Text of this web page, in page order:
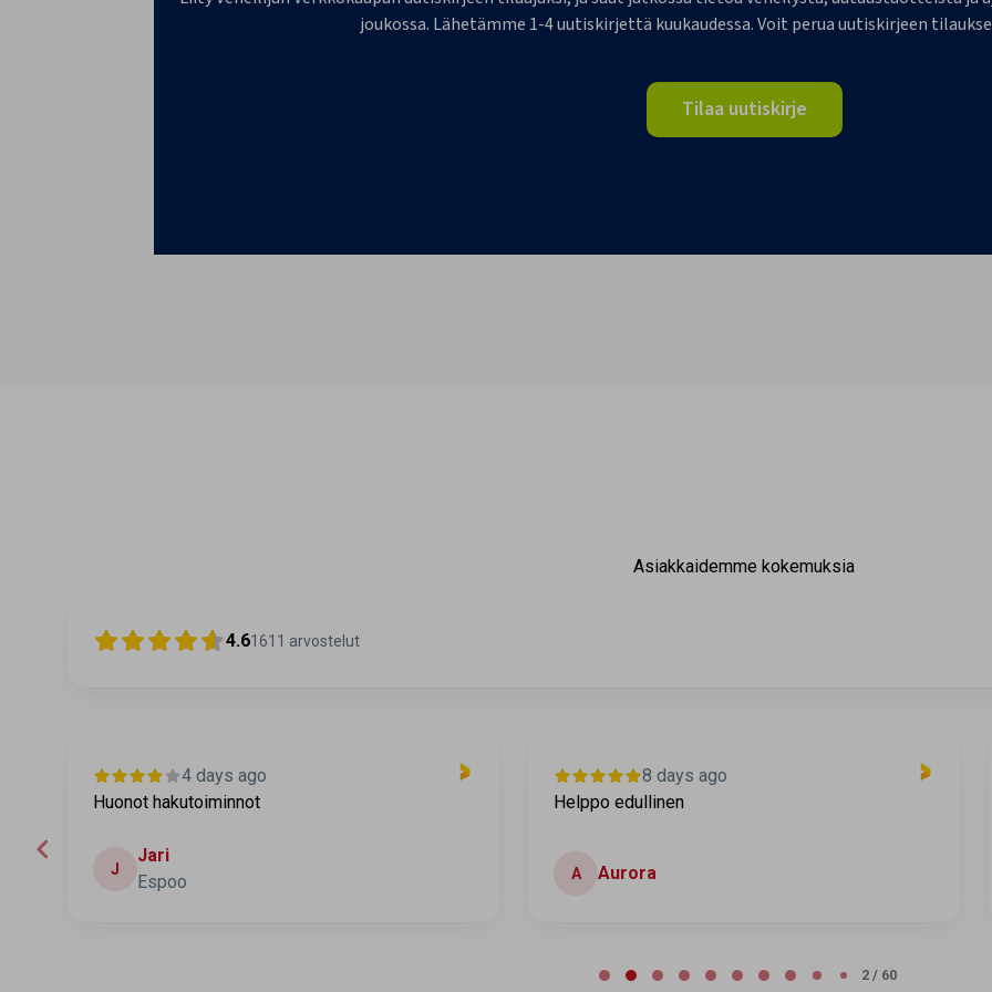
joukossa. Lähetämme 1-4 uutiskirjettä kuukaudessa. Voit perua uutiskirjeen
Tilaa uutiskirje
Asiakkaidemme kokemuksia
4.61611 arvostelut
4 days ago
Huonot hakutoiminnot
J
Jari
Espoo
8 days ago
Helppo edullinen
A Aurora
2 / 60